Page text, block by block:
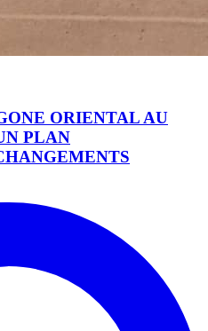
ORIENTAL AU
PLAN